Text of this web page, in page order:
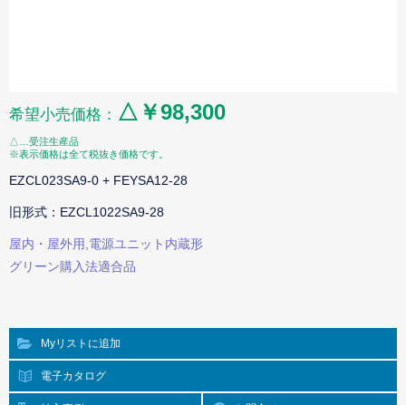
希望小売価格： △￥98,300
△…受注生産品
※表示価格は全て税抜き価格です。
EZCL023SA9-0 + FEYSA12-28
旧形式：EZCL1022SA9-28
屋内・屋外用,電源ユニット内蔵形
グリーン購入法適合品
Myリストに追加
電子カタログ